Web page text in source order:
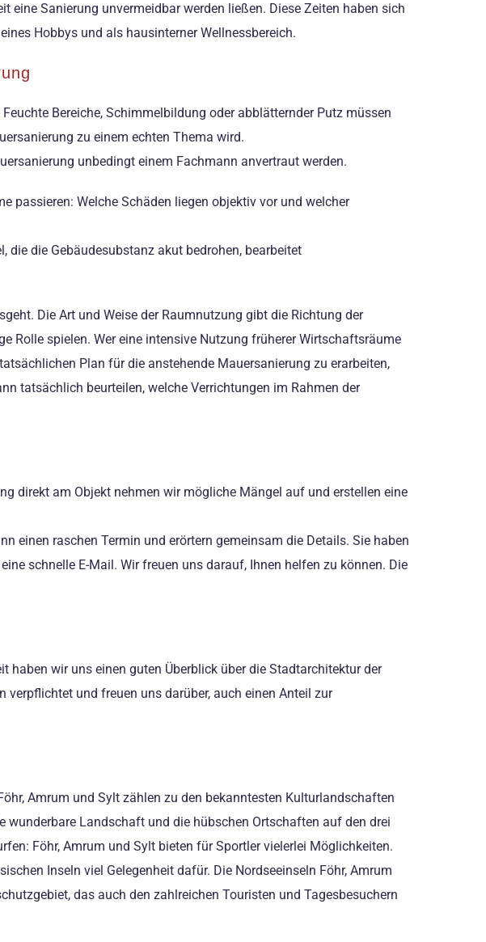
eine Sanierung unvermeidbar werden ließen. Diese Zeiten haben sich
Hobbys und als hausinterner Wellnessbereich.
Bereiche, Schimmelbildung oder abblätternder Putz müssen
zu einem echten Thema wird.
unbedingt einem Fachmann anvertraut werden.
passieren: Welche Schäden liegen objektiv vor und welcher
die Gebäudesubstanz akut bedrohen, bearbeitet
Die Art und Weise der Raumnutzung gibt die Richtung der
Rolle spielen. Wer eine intensive Nutzung früherer Wirtschaftsräume
Plan für die anstehende Mauersanierung zu erarbeiten,
tatsächlich beurteilen, welche Verrichtungen im Rahmen der
direkt am Objekt nehmen wir mögliche Mängel auf und erstellen eine
einen raschen Termin und erörtern gemeinsam die Details. Sie haben
schnelle E-Mail. Wir freuen uns darauf, Ihnen helfen zu können. Die
haben wir uns einen guten Überblick über die Stadtarchitektur der
verpflichtet und freuen uns darüber, auch einen Anteil zur
Amrum und Sylt zählen zu den bekanntesten Kulturlandschaften
Landschaft und die hübschen Ortschaften auf den drei
Föhr, Amrum und Sylt bieten für Sportler vielerlei Möglichkeiten.
Inseln viel Gelegenheit dafür. Die Nordseeinseln Föhr, Amrum
das auch den zahlreichen Touristen und Tagesbesuchern